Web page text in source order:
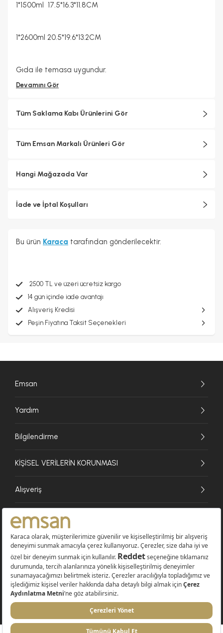
1*1500ml 17.5*16.3*11.8CM
1*2600ml 20.5*19.6*13.2CM
Gıda ile temasa uygundur.
Devamını Gör
Tüm Saklama Kabı Ürünlerini Gör
Tüm Emsan Markalı Ürünleri Gör
Hangi Mağazada Var
İade ve İptal Koşulları
Bu ürün Karaca tarafından gönderilecektir.
2500 TL ve üzeri ücretsiz kargo
14 gün içinde iade avantajı
Alışveriş Kredisi
Peşin Fiyatına Taksit Seçenekleri
Emsan
Yardım
Bilgilendirme
KİŞİSEL VERİLERİN KORUNMASI
Alışveriş
© 2026 EMSAN A.Ş. Tüm Hakları Saklıdır